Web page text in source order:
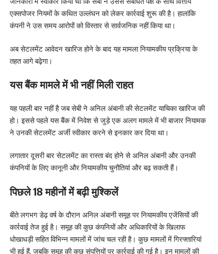
एक्सपोजर नियमों के कथित उल्लंघन को लेकर कार्रवाई शुरू की है। हालांकि
कंपनी ने उस समय आरोपों को विस्तार से सार्वजनिक नहीं किया था।
अब सेटलमेंट आवेदन खारिज होने के बाद यह मामला नियामकीय प्रक्रिया के
तहत आगे बढ़ेगा।
यस बैंक मामले में भी नहीं मिली राहत
यह पहली बार नहीं है जब सेबी ने अनिल अंबानी की सेटलमेंट याचिका खारिज की
हो। इससे पहले यस बैंक में निवेश से जुड़े एक अलग मामले में भी बाजार नियामक
ने उनकी सेटलमेंट अर्जी स्वीकार करने से इनकार कर दिया था।
लगातार दूसरी बार सेटलमेंट का रास्ता बंद होने से अनिल अंबानी और उनकी
कंपनियों के लिए कानूनी और नियामकीय चुनौतियां और बढ़ सकती हैं।
पिछले 18 महीनों में बढ़ी मुश्किलें
बीते लगभग डेढ़ वर्ष के दौरान अनिल अंबानी समूह पर नियामकीय एजेंसियों की
कार्रवाई तेज हुई है। समूह की कुछ कंपनियों और अधिकारियों के खिलाफ
धोखाधड़ी सहित विभिन्न मामलों में जांच चल रही है। कुछ मामलों में गिरफ्तारियां
भी हुई हैं, जबकि समूह की कुछ संपत्तियों पर कार्रवाई की गई है। इन मामलों की